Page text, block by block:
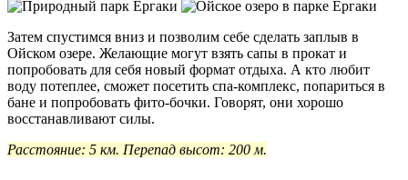
Затем спустимся вниз и позволим себе сделать заплыв в
Ойском озере. Желающие могут взять сапы в прокат и
попробовать для себя новый формат отдыха. А кто любит
воду потеплее, сможет посетить спа-комплекс, попариться в
бане и попробовать фито-бочки. Говорят, они хорошо
восстанавливают силы.
Расстояние: 5 км. Перепад высот: 200 м.